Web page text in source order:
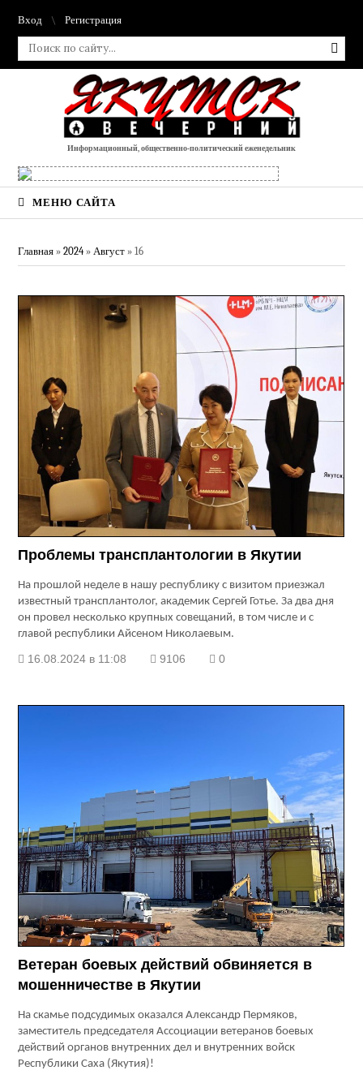
Вход Регистрация
Информационный, общественно-политический еженедельник
МЕНЮ САЙТА
Главная »2024 » Август » 16
Проблемы трансплантологии в Якутии
На прошлой неделе в нашу республику с визитом приезжал
известный трансплантолог, академик Сергей Готье. За два дня
он провел несколько крупных совещаний, в том числе и с
главой республики Айсеном Николаевым.
16.08.2024 в 11:08 9106 0
Ветеран боевых действий обвиняется в
мошенничестве в Якутии
На скамье подсудимых оказался Александр Пермяков,
заместитель председателя Ассоциации ветеранов боевых
действий органов внутренних дел и внутренних войск
Республики Саха (Якутия)!